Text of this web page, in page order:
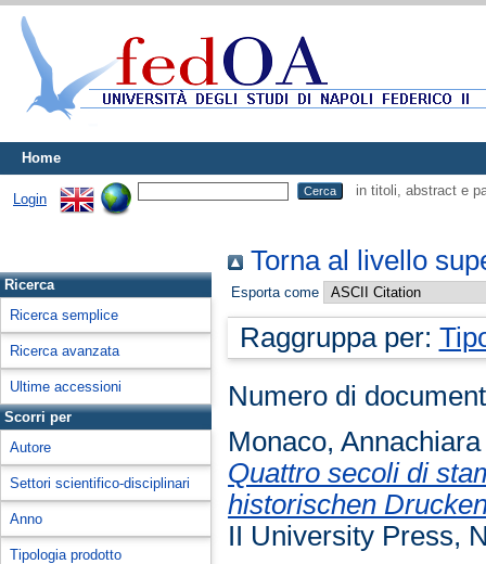
Home
Login
in titoli, abstract e
Ricerca
Ricerca semplice
Ricerca avanzata
Ultime accessioni
Scorri per
Autore
Settori scientifico-disciplinari
Anno
Tipologia prodotto
Torna al livello
Esporta come
Raggruppa per:
Numero di
Monaco, Annachiara
Quattro secoli di
historischen
II University Press,